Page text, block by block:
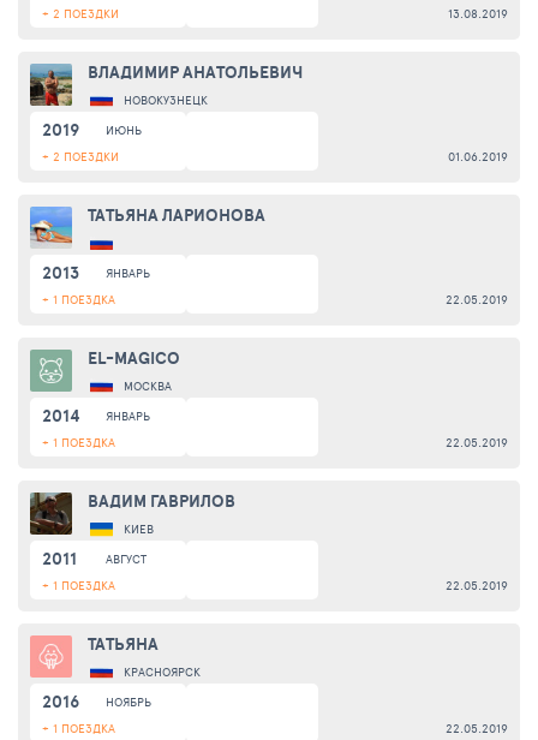
+ 2 ПОЕЗДКИ
13.08.2019
ВЛАДИМИР АНАТОЛЬЕВИЧ
НОВОКУЗНЕЦК
2019
ИЮНЬ
+ 2 ПОЕЗДКИ
01.06.2019
ТАТЬЯНА ЛАРИОНОВА
2013
ЯНВАРЬ
+ 1 ПОЕЗДКА
22.05.2019
EL-MAGICO
МОСКВА
2014
ЯНВАРЬ
+ 1 ПОЕЗДКА
22.05.2019
ВАДИМ ГАВРИЛОВ
КИЕВ
2011
АВГУСТ
+ 1 ПОЕЗДКА
22.05.2019
ТАТЬЯНА
КРАСНОЯРСК
2016
НОЯБРЬ
+ 1 ПОЕЗДКА
22.05.2019